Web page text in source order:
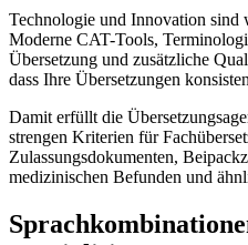
Technologie und Innovation sind
Moderne CAT-Tools,
Übersetzung und zusätzliche
dass Ihre Übersetzungen
Damit erfüllt die
strengen Kriterien für
Zulassungsdokumenten,
medizinischen Befunden und